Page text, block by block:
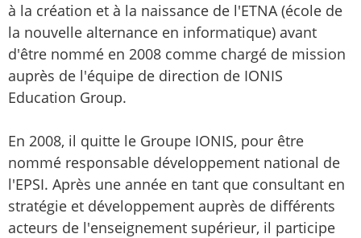
à la création et à la naissance de l'ETNA (école de
la nouvelle alternance en informatique) avant
d'être nommé en 2008 comme chargé de mission
auprès de l'équipe de direction de IONIS
Education Group.
En 2008, il quitte le Groupe IONIS, pour être
nommé responsable développement national de
l'EPSI. Après une année en tant que consultant en
stratégie et développement auprès de différents
acteurs de l'enseignement supérieur, il participe